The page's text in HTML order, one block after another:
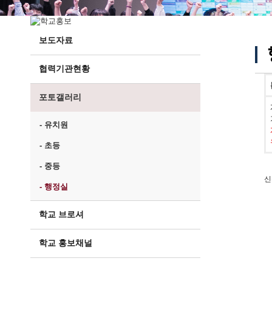
보도자료
협력기관현황
포토갤러리
- 유치원
- 초등
- 중등
- 행정실
학교 브로셔
학교 홍보채널